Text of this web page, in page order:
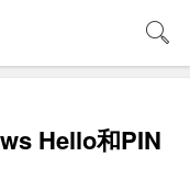
Hello和PIN